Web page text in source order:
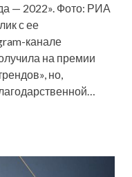
— 2022». Фото: РИА
с ее
канале
на премии
но,